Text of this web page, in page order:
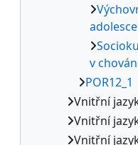
v
POR12_1
Vnitřní
Vnitřní
Vnitřní